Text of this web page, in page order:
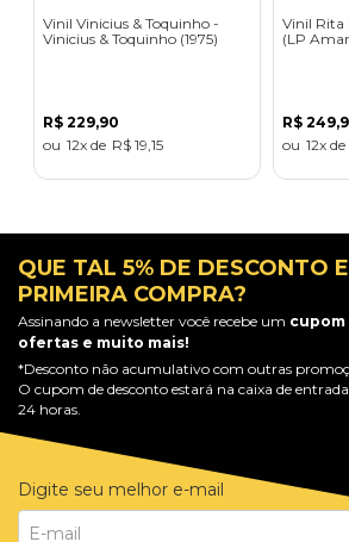
Vinil Vinicius & Toquinho -
Vinicius & Toquinho (1975)
R$ 229,90
12
R$ 19 15
Vinil Rita
(LP
R$ 249,
12
QUE TAL 5% DE DESCONTO
PRIMEIRA COMPRA?
Assinando a newsletter você recebe um cupom
ofertas e muito mais!
*Desconto não acumulativo com outras
O cupom de desconto estará na caixa de
24 horas.
Digite seu melhor e-mail